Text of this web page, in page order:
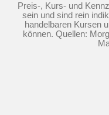
Preis-, Kurs- und
sein und sind rein
handelbaren Kursen
können. Quellen: